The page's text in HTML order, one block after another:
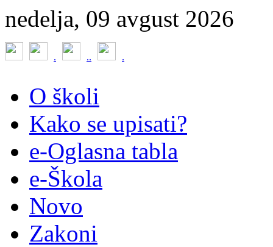
nedelja, 09 avgust 2026
. .. .
O školi
Kako se upisati?
e-Oglasna tabla
e-Škola
Novo
Zakoni